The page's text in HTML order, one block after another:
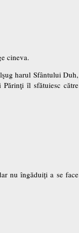
cineva.
harul Sfântului Duh,
îl sfătuiesc către
nu îngăduiți a se face